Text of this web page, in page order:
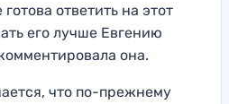
ответить на этот
его лучше Евгению
она.
что по-прежнему